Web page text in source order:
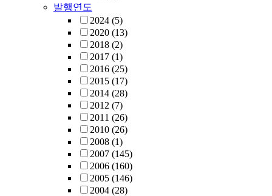
발행연도
2024 (5)
2020 (13)
2018 (2)
2017 (1)
2016 (25)
2015 (17)
2014 (28)
2012 (7)
2011 (26)
2010 (26)
2008 (1)
2007 (145)
2006 (160)
2005 (146)
2004 (28)